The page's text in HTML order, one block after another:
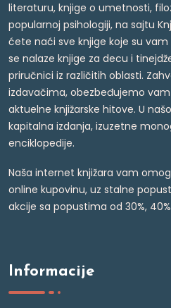
literaturu, knjige o umetnosti,
popularnoj psihologiji, na sajtu
ćete naći sve knjige koje su
se nalaze knjige za decu i
priručnici iz različitih oblasti.
izdavačima, obezbeđujemo
aktuelne knjižarske hitove. U
kapitalna izdanja, izuzetne
enciklopedije.
Naša internet knjižara vam
online kupovinu, uz stalne
akcije sa popustima od 30%,
Informacije